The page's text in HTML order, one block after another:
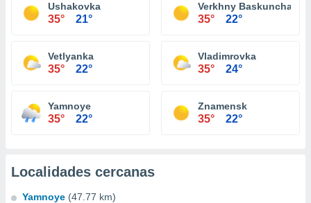
Ushakovka
35° 21°
Verkhny Baskunchak
35° 22°
Vetlyanka
35° 22°
Vladimrovka
35° 24°
Yamnoye
35° 22°
Znamensk
35° 22°
Localidades cercanas
Yamnoye (47.77 km)